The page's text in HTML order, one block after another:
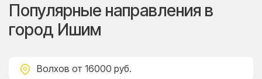
Популярные направления в
город Ишим
Волхов от 16000 руб.